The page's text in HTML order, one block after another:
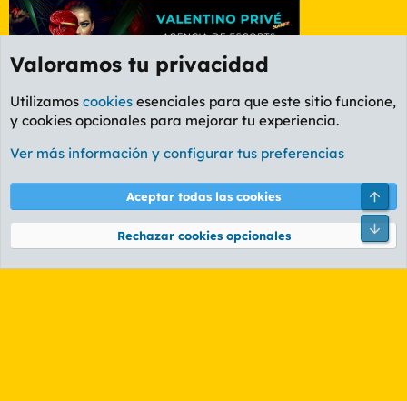
Etiquetas
Cookies
PL OLDSTYLE AMARILLO
Términos y reglas Política de privacidad Ayuda
Community platform by XenForo® © 2010-2026 XenForo Ltd.
Valoramos tu privacidad
Utilizamos cookies esenciales para que este sitio funcione,
y cookies opcionales para mejorar tu experiencia.
Ver más información y configurar tus preferencias
Aceptar todas las cookies
Rechazar cookies opcionales
Pie